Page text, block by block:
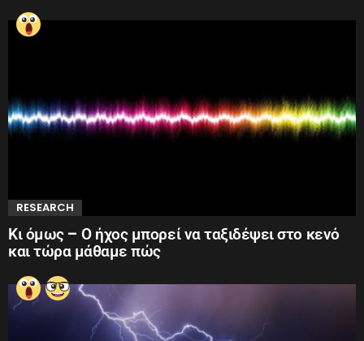
RESEARCH
Κι όμως – Ο ήχος μπορεί να ταξιδέψει στο κενό
και τώρα μάθαμε πώς